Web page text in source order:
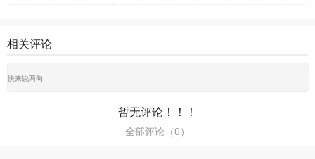
相关评论
暂无评论！！！
全部评论（0）